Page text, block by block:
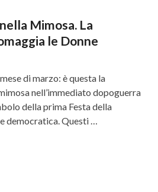
Mimosa. La
le Donne
di marzo: è questa la
nell’immediato dopoguerra
della prima Festa della
democratica. Questi …